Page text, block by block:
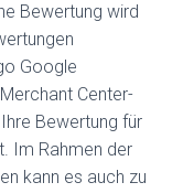
Bewertung wird
Google
Center-
Bewertung für
Im Rahmen der
kann es auch zu